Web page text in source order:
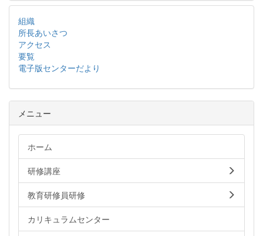
組織
所長あいさつ
アクセス
要覧
電子版センターだより
メニュー
ホーム
研修講座
教育研修員研修
カリキュラムセンター